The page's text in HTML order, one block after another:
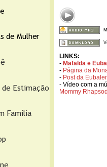
LINKS:
- Mafalda e
- Página da
- Post da
- Vídeo com a
Mommy